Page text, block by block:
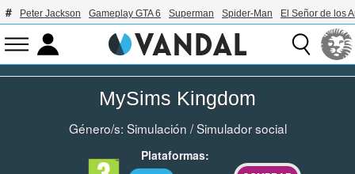
Peter Jackson Gameplay GTA 6 Superman Spider-Man El Señor de los
MySims Kingdom
Género/s: Simulación /Simulador social
Plataformas: